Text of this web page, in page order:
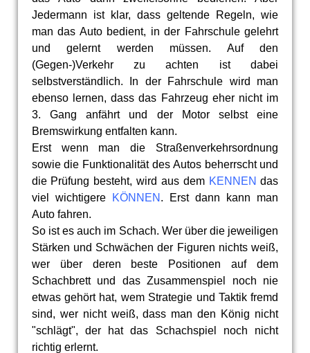
Jedermann ist klar, dass geltende Regeln, wie
man das Auto bedient, in der Fahrschule gelehrt
und gelernt werden müssen. Auf den
(Gegen-)Verkehr zu achten ist dabei
selbstverständlich. In der Fahrschule wird man
ebenso lernen, dass das Fahrzeug eher nicht im
3. Gang anfährt und der Motor selbst eine
Bremswirkung entfalten kann.
Erst wenn man die Straßenverkehrsordnung
sowie die Funktionalität des Autos beherrscht und
die Prüfung besteht, wird aus dem KENNEN das
viel wichtigere
KÖNNEN . Erst dann kann man
Auto fahren.
So ist es auch im Schach. Wer über die jeweiligen
Stärken und Schwächen der Figuren nichts weiß,
wer über deren beste Positionen auf dem
Schachbrett und das Zusammenspiel noch nie
etwas gehört hat, wem Strategie und Taktik fremd
sind, wer nicht weiß, dass man den König nicht
"schlägt", der hat das Schachspiel noch nicht
richtig erlernt.